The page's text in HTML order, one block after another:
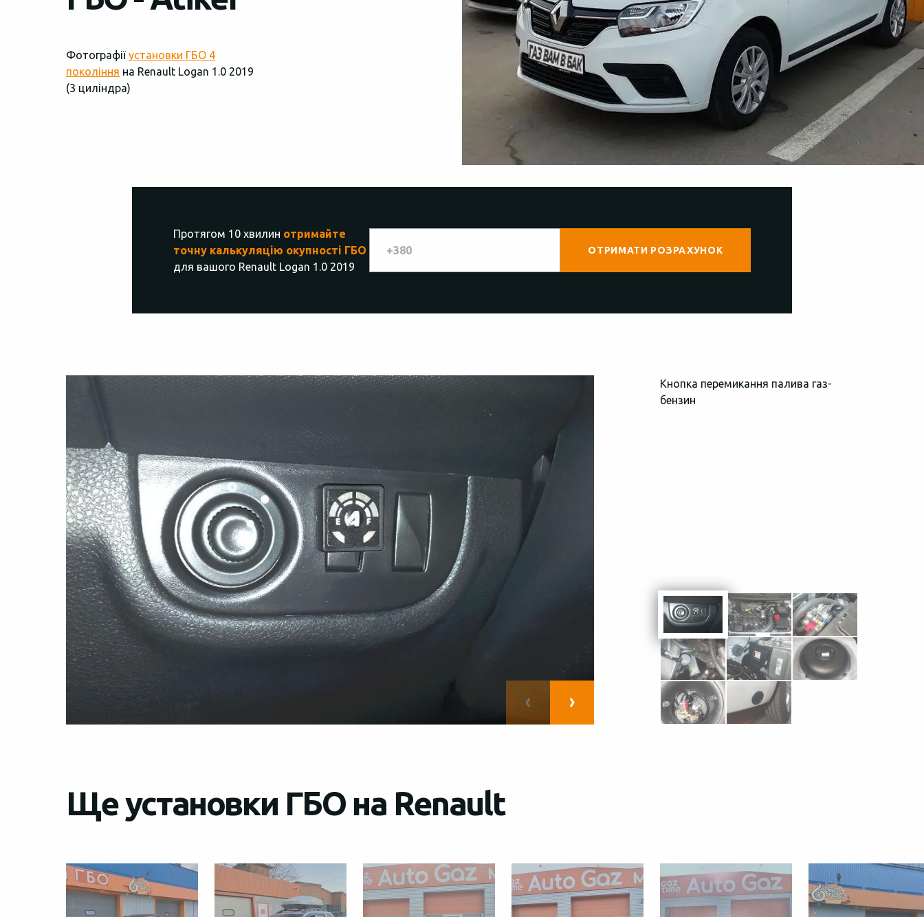
Фотографіїустановки ГБО 4
покоління на Renault Logan 1.0 2019
(3 циліндра)
Протягом 10 хвилин отримайте
точну калькуляцію окупності ГБО
для вашого Renault Logan 1.0 2019
Кнопка перемикання палива газ-
бензин
Ще установки ГБО на Renault